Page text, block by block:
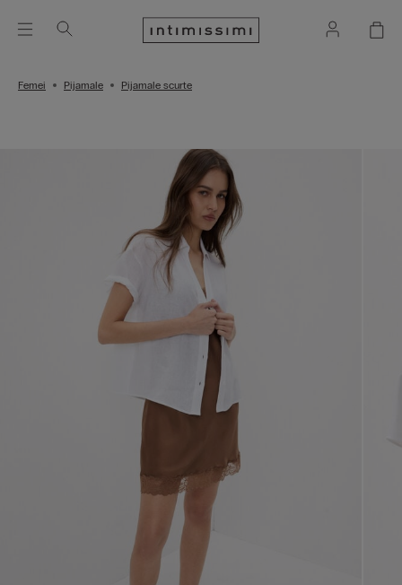
Femei Pijamale Pijamale scurte